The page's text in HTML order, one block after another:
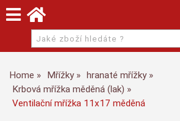
Home Mřížky
hranaté mřížky
Krbová mřížka měděná (lak)
Ventilační mřížka 11x17 měděná